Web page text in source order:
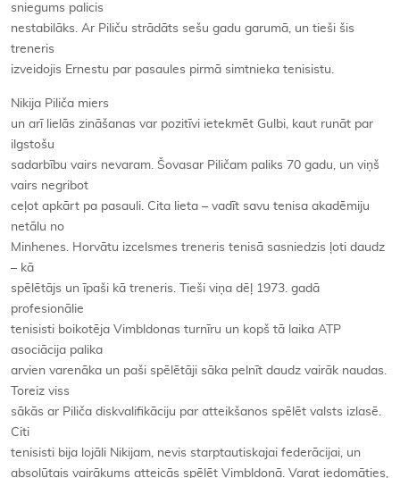
sniegums palicis
nestabilāks. Ar Piliču strādāts sešu gadu garumā, un tieši šis
treneris
izveidojis Ernestu par pasaules pirmā simtnieka tenisistu.
Nikija Piliča miers
un arī lielās zināšanas var pozitīvi ietekmēt Gulbi, kaut runāt par
ilgstošu
sadarbību vairs nevaram. Šovasar Piličam paliks 70 gadu, un viņš
vairs negribot
ceļot apkārt pa pasauli. Cita lieta – vadīt savu tenisa akadēmiju
netālu no
Minhenes. Horvātu izcelsmes treneris tenisā sasniedzis ļoti daudz
– kā
spēlētājs un īpaši kā treneris. Tieši viņa dēļ 1973. gadā
profesionālie
tenisisti boikotēja Vimbldonas turnīru un kopš tā laika ATP
asociācija palika
arvien varenāka un paši spēlētāji sāka pelnīt daudz vairāk naudas.
Toreiz viss
sākās ar Piliča diskvalifikāciju par atteikšanos spēlēt valsts izlasē.
Citi
tenisisti bija lojāli Nikijam, nevis starptautiskajai federācijai, un
absolūtais vairākums atteicās spēlēt Vimbldonā. Varat iedomāties,